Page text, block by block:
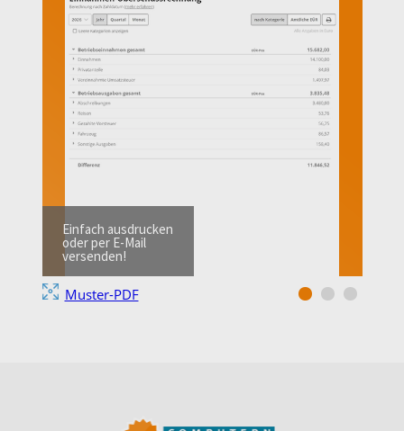
Einfach ausdrucken
oder per E-Mail
versenden!
Muster-PDF